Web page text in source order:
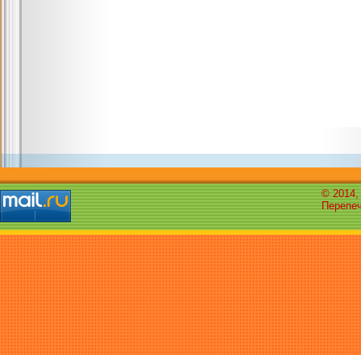
© 2014,